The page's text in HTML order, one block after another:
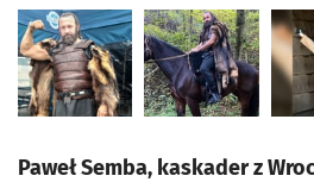
Paweł Semba, kaskader z